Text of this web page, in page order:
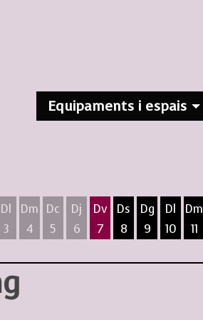
Equipaments i espais
Dl
3
Dm
4
Dc
5
Dj
6
Dv
7
Ds
8
Dg
9
Dl
10
Dm
11